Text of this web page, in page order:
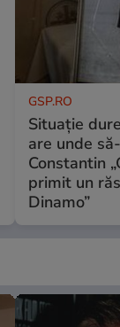
GSP.RO
Situație
are unde
Constantin
primit un
Dinamo”